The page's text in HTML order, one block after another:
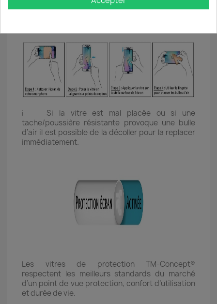
minutes pour permettre à la colle de parfaitement
ℹ️ Si la vitre est mal placée ou si une
tache/poussière résistante provoque une bulle
d’air il est possible de la décoller pour la replacer
immédiatement.
Les vitres de protection TM-Concept®
respectent les meilleurs standards du marché
d’un point de vue protection, confort d’utilisation
et durée de vie.